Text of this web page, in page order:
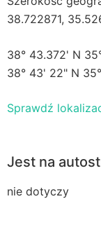
38.722871,
38° 43.372' N
38° 43' 22" N
Sprawdź
Jest na
nie dotyczy